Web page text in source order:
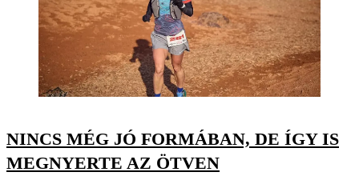
NINCS MÉG JÓ FORMÁBAN, DE ÍGY IS
MEGNYERTE AZ ÖTVEN